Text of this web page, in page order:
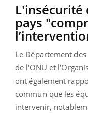
L'insécurité
pays
Le Département
de l'ONU et
ont également
commun que les
intervenir,